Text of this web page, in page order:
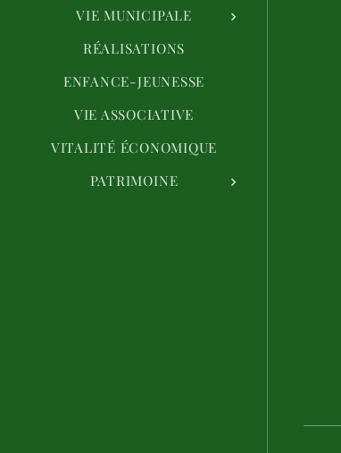
VIE MUNICIPALE
RÉALISATIONS
ENFANCE-JEUNESSE
VIE ASSOCIATIVE
VITALITÉ ÉCONOMIQUE
PATRIMOINE